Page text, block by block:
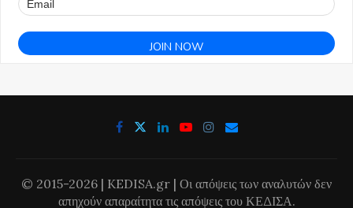
© 2015-2026 | KEDISA.gr | Οι απόψεις των αναλυτών δεν
απηχούν απαραίτητα τις απόψεις του ΚΕΔΙΣΑ.